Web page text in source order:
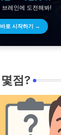
브레인에 도전해봐!
바로 시작하기 →
점?